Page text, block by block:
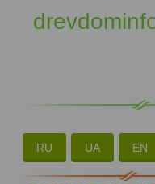
RU UA EN